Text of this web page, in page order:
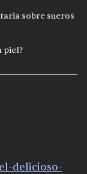
sobre sueros
piel?
delicioso-